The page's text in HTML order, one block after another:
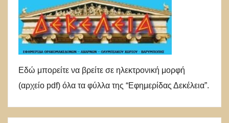
Εδώ μπορείτε να βρείτε σε ηλεκτρονική μορφή
(αρχείο pdf) όλα τα φύλλα της “Εφημερίδας Δεκέλεια”.